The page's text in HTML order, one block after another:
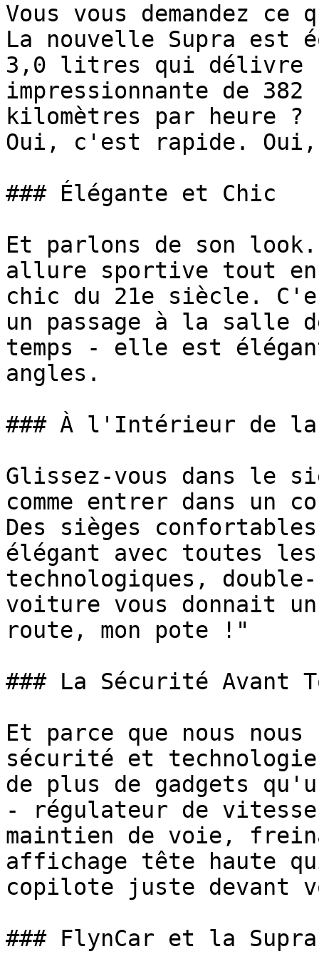
Vous vous demandez
La nouvelle Supra est
3,0 litres qui délivre
impressionnante de
kilomètres par heure ?
Oui, c'est rapide. Oui,
### Élégante et Chic
Et parlons de son look.
allure sportive tout en
chic du 21e siècle.
un passage à la salle
temps - elle est
angles.
### À l'Intérieur de
Glissez-vous dans le
comme entrer dans un
Des sièges
élégant avec toutes
technologiques,
voiture vous donnait
route, mon pote !"
### La Sécurité Avant
Et parce que nous
sécurité et
de plus de gadgets
- régulateur de
maintien de voie,
affichage tête haute
copilote juste devant
### FlynCar et la Supra